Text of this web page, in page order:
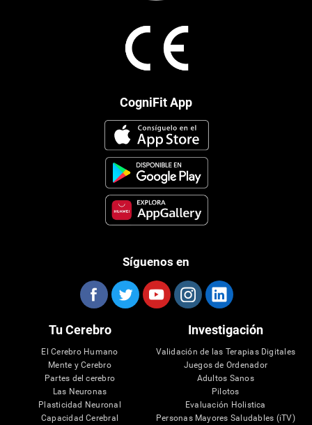
CogniFit App
Síguenos en
Tu Cerebro
El Cerebro Humano
Mente y Cerebro
Partes del cerebro
Las Neuronas
Plasticidad Neuronal
Capacidad Cerebral
Investigación
Validación de las Terapias Digitales
Juegos de Ordenador
Adultos Sanos
Pilotos
Evaluación Holistica
Personas Mayores Saludables (iTV)